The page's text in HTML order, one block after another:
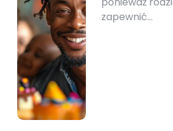
zapewnić…